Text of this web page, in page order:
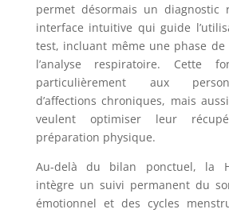
permet désormais un diagnostic
interface intuitive qui guide
test, incluant même une phase
l’analyse respiratoire. Cette
particulièrement aux
d’affections chroniques, mais
veulent optimiser leur
préparation physique.
Au-delà du bilan ponctuel, la
intègre un suivi permanent du
émotionnel et des cycles